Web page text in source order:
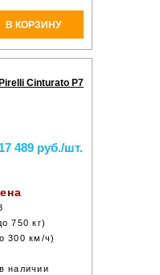
В КОРЗИНУ
Pirelli Cinturato P7
17 489 руб./шт.
750 кг)
300 км/ч)
наличии